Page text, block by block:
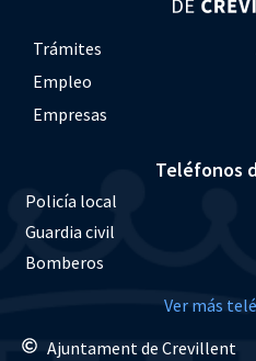
Trámites
Empleo
Empresas
Teléfonos
Policía local
Guardia civil
Bomberos
Ver más
Ajuntament de Crevillent